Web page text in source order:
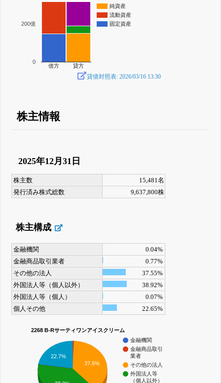
純資産
流動資産
固定資産
借方 貸方
0
200億
貸借対照表: 2026/03/16 13:30
株主情報
2025年12月31日
株主数
15,481名
発行済み株式総数
9,637,800株
株主構成
金融機関
0.04%
金融商品取引業者
0.77%
その他の法人
37.55%
外国法人等（個人以外）
38.92%
外国法人等（個人）
0.07%
個人その他
22.65%
2268 B-Rサーティワンアイスクリーム
金融機関
金融商品取引
業者
その他の法人
外国法人等
（個人以外）
37.6%
22.7%